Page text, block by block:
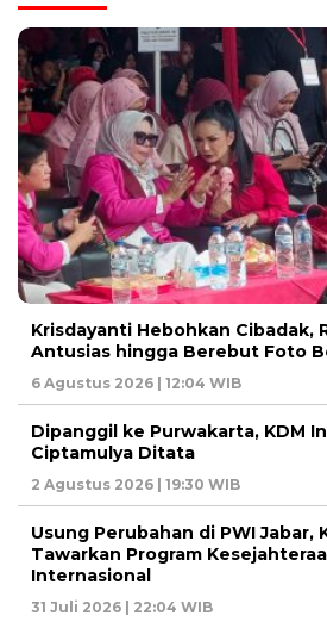
Krisdayanti Hebohkan Cibadak,
Antusias hingga Berebut Foto
6 Agustus 2026 | 12:04 WIB
Dipanggil ke Purwakarta, KDM
Ciptamulya Ditata
2 Agustus 2026 | 19:30 WIB
Usung Perubahan di PWI Jabar,
Tawarkan Program
Internasional
31 Juli 2026 | 22:04 WIB